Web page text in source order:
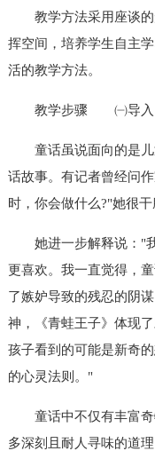
教学方法采用座谈
挥空间，培养学生自主
活的教学方法。
教学步骤 ㈠导入
童话虽说面向的是
话故事。有记者曾经问
时，你会做什么?"她很
她进一步解释说："
更喜欢。我一直觉得，
了嫉妒导致的残忍的阴
神，《青蛙王子》体现
孩子看到的可能是新奇
的心灵法则。"
童话中不仅有丰富
多深刻且耐人寻味的道